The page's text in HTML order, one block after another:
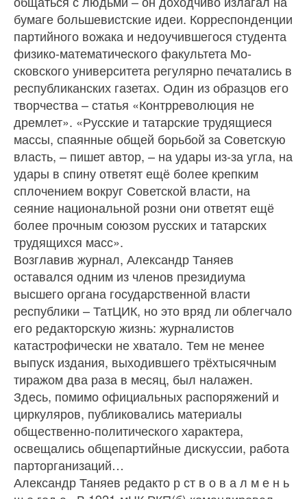
бумаге большевистские идеи. Корре­спонденции
партийного вожака и недоучившегося студента
физико-математического факультета Мо­
сковского университета регулярно печатались в
ре­спубликанских газетах. Один из образцов его
твор­чества – статья «Контрреволюция не
дремлет». «Русские и татарские трудящиеся
массы, спаянные общей борьбой за Советскую
власть, – пишет ав­тор, – на удары из‑за угла, на
удары в спину ответят ещё более крепким
сплочением вокруг Советской власти, на
сеяние национальной розни они ответят ещё
более прочным союзом русских и татарских
трудящихся масс».
Возглавив журнал, Александр Таняев
оставался одним из членов президиума
высшего органа государственной власти
республики – ТатЦИК, но это вряд ли облегчало
его редакторскую жизнь: журналистов
катастрофически не хватало. Тем не менее
выпуск издания, выходившего трёхтысяч­ным
тиражом два раза в месяц, был налажен.
Здесь, помимо официальных распоряжений и
циркуляров, публиковались материалы
общественно-политического харак­тера,
освещались общепартийные дискуссии, работа
парторгани­заций…
Александр Таняев редак­то р ст в о в а л м е н ь